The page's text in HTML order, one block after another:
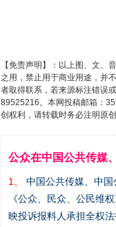
【免责声明】：以上图、文
之用，禁止用于商业用途，并
者取得联系，若来源标注错误
89525216。本网投稿邮箱：
创权利，请转载时务必注明原
公众在中国公共传媒
1、
中国公共传媒、中
《公众、民众、公民维
映投诉报料人承担全权